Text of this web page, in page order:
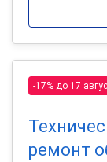
-17% до 17
ремонт